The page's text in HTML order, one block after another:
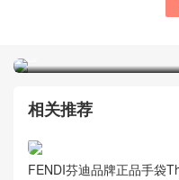
FENDI包包產品是什麼材質
包
相关推荐
FENDI芬迪品牌正品手袋